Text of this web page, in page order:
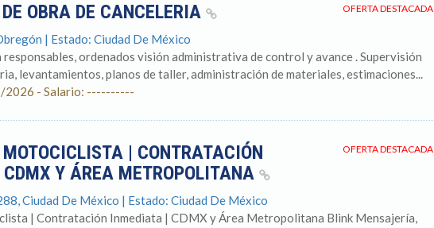
OFERTA DESTACADA
OBRA DE CANCELERIA
| Estado: Ciudad De México
responsables, ordenados visión administrativa de control y avance . Supervisión
levantamientos, planos de taller, administración de materiales, estimaciones...
2026 - Salario: ----------
OFERTA DESTACADA
| CONTRATACIÓN
Y ÁREA METROPOLITANA
Ciudad De México | Estado: Ciudad De México
| Contratación Inmediata | CDMX y Área Metropolitana Blink Mensajería,